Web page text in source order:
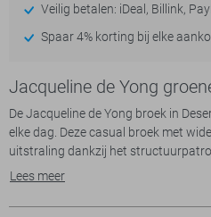
Veilig betalen: iDeal, Billink,
Spaar 4% korting bij elke
Jacqueline de Yong
De Jacqueline de Yong broek in
elke dag. Deze casual broek met
uitstraling dankzij het
materiaal bestaat uit 80% katoen en
elastische boord en een regular
Lees meer